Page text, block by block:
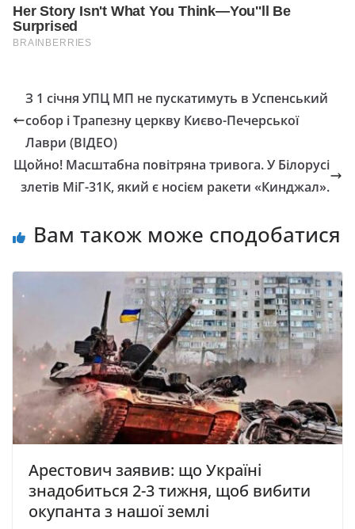
З 1 січня УПЦ МП не пускатимуть в Успенський
собор і Трапезну церкву Києво-Печерської
Лаври (ВІДЕО)
Щойно! Масштабна повітряна тривога. У Білорусі
злетів МіГ-31К, який є носієм ракети «Кинджал».
Вам також може сподобатися
Арестович заявив: що Україні
знадобиться 2-3 тижня, щоб вибити
окупанта з нашої землі